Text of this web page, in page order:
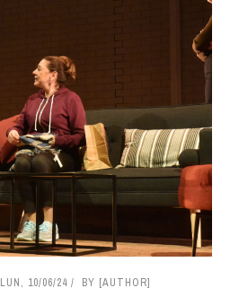
LUN, 10/06/24 BY [AUTHOR]